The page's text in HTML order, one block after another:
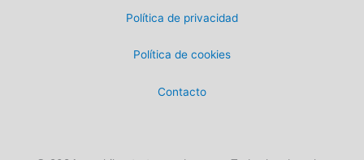
e
b
t
t
e
t
a
Política de privacidad
Política de cookies
Contacto